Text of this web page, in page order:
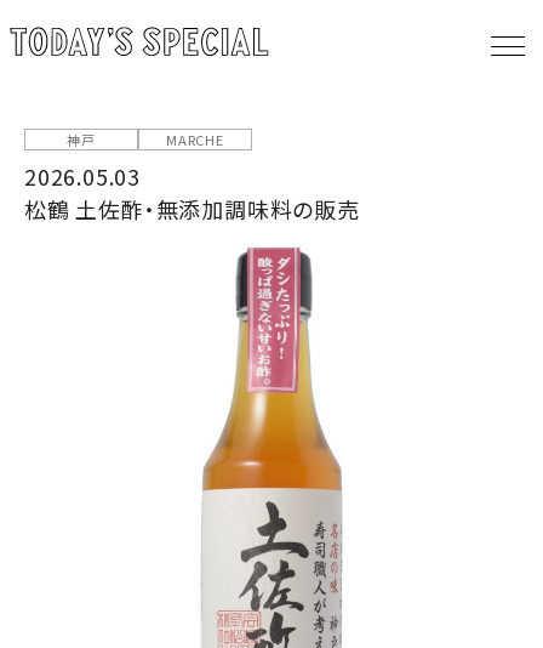
神戸 MARCHE
2026.05.03
松鶴 土佐酢・無添加調味料の販売